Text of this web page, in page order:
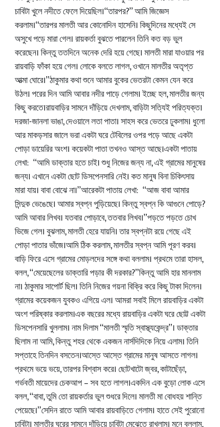
চাবিটা খুলে নদীতে ফেলে দিয়েছিল।“তারপর?” আমি জিজ্ঞেস
করলাম।“তারপর মালতী আর কোনোদিন হাসেনি। কিছুদিনের মধ্যেই সে
অসুখে পড়ে মারা গেল। রায়কর্তা বুঝতে পারলেন তিনি কত বড় ভুল
করেছেন। কিন্তু ততদিনে অনেক দেরি হয়ে গেছে। মালতী মারা যাওয়ার পর
রায়বাড়ি ফাঁকা হয়ে গেল। লোকে বলতে লাগল, ওখানে মালতীর অতৃপ্ত
আত্মা ঘোরে।”ঠাকুমার কথা শুনে আমার বুকের ভেতরটা কেমন যেন করে
উঠল। পরের দিন আমি আবার নদীর পাড়ে গেলাম। ইচ্ছে হল, মালতীর জন্য
কিছু করতে।রায়বাড়ির সামনে দাঁড়িয়ে দেখলাম, বাড়িটা সত্যিই পরিত্যক্ত।
দরজা-জানলা ভাঙা, দেওয়ালে লতা পাতা। সাহস করে ভেতরে ঢুকলাম। ধুলো
আর মাকড়সার জালে ভরা একটা ঘরে টেবিলের ওপর পড়ে আছে একটা
পোড়া ডায়েরির অংশ। কয়েকটা পাতা তখনও আস্ত আছে।একটা পাতায়
লেখা: “আমি ডাক্তার হতে চাই। শুধু নিজের জন্য না, এই গ্রামের মানুষের
জন্য। এখানে একটা ছোট ডিসপেনসারি নেই। কত মানুষ বিনা চিকিৎসায়
মারা যায়। বাবা বোঝে না।”আরেকটা পাতায় লেখা: “আজ বাবা আমার
সিন্দুক ভেঙেছে। আমার স্বপ্ন পুড়িয়েছে। কিন্তু স্বপ্ন কি আগুনে পোড়ে?
আমি আবার লিখব। যতবার পোড়াবে, ততবার লিখব।”পড়তে পড়তে চোখ
ভিজে গেল। বুঝলাম, মালতী হেরে যায়নি। তার স্বপ্নটা রয়ে গেছে এই
পোড়া পাতার ভাঁজে।আমি ঠিক করলাম, মালতীর স্বপ্ন আমি পূরণ করব।
বাড়ি ফিরে এসে গ্রামের মোড়লদের সঙ্গে কথা বললাম। প্রথমে তারা হাসল,
বলল, “মেয়েছেলের ডাক্তারি পড়ার কী দরকার?”কিন্তু আমি হার মানলাম
না। ঠাকুমার সাপোর্ট ছিল। তিনি নিজের গয়না বিক্রি করে কিছু টাকা দিলেন।
গ্রামের কয়েকজন যুবকও এগিয়ে এল। আমরা সবাই মিলে রায়বাড়ির একটা
অংশ পরিষ্কার করলাম।এক বছরের মধ্যে রায়বাড়ির একটা ঘরে ছোট্ট একটা
ডিসপেনসারি খুললাম। নাম দিলাম “মালতী স্মৃতি স্বাস্থ্যকেন্দ্র”। ডাক্তার
ছিলাম না আমি, কিন্তু শহর থেকে একজন নার্সদিদিকে নিয়ে এলাম। তিনি
সপ্তাহে তিনদিন বসতেন।আস্তে আস্তে গ্রামের মানুষ আসতে লাগল।
প্রথমে ভয়ে ভয়ে, তারপর বিশ্বাস করে। ছোটখাটো জ্বর, কাটাছেঁড়া,
গর্ভবতী মায়েদের চেকআপ – সব হতে লাগল।একদিন এক বুড়ো লোক এসে
বলল, “বাবা, তুমি তো রায়কর্তার ভুল শুধরে দিলে। মালতী মা বোধহয় শান্তি
পেয়েছে।”সেদিন রাতে আমি আবার রায়বাড়িতে গেলাম। হাতে সেই পুরোনো